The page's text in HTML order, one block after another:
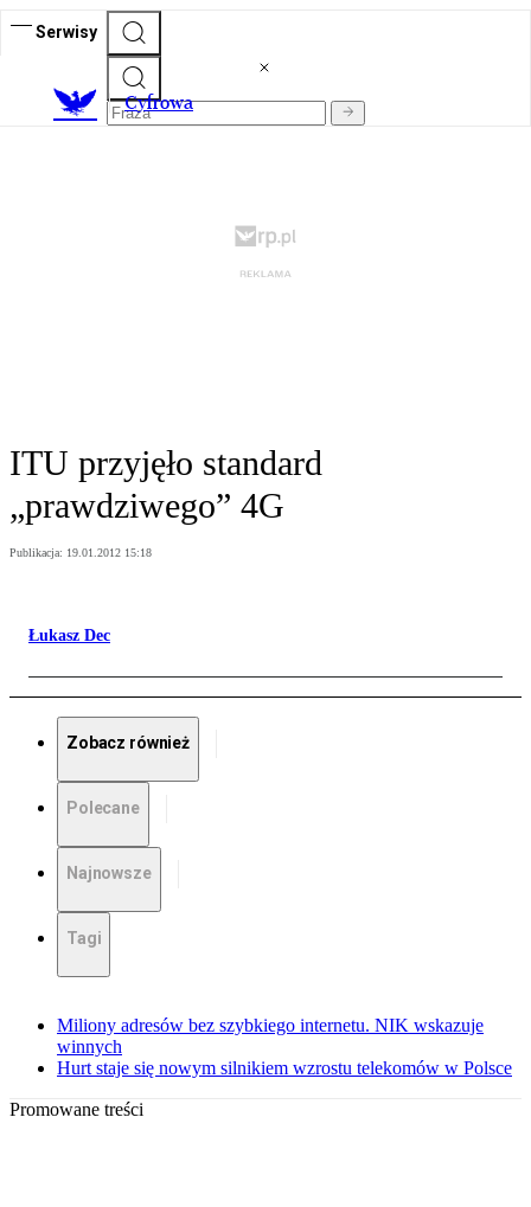
Serwisy
Cyfrowa
ITU przyjęło standard
„prawdziwego” 4G
Publikacja: 19.01.2012 15:18
Łukasz Dec
Zobacz również
Polecane
Najnowsze
Tagi
Miliony adresów bez szybkiego internetu. NIK wskazuje
winnych
Hurt staje się nowym silnikiem wzrostu telekomów w Polsce
Promowane treści